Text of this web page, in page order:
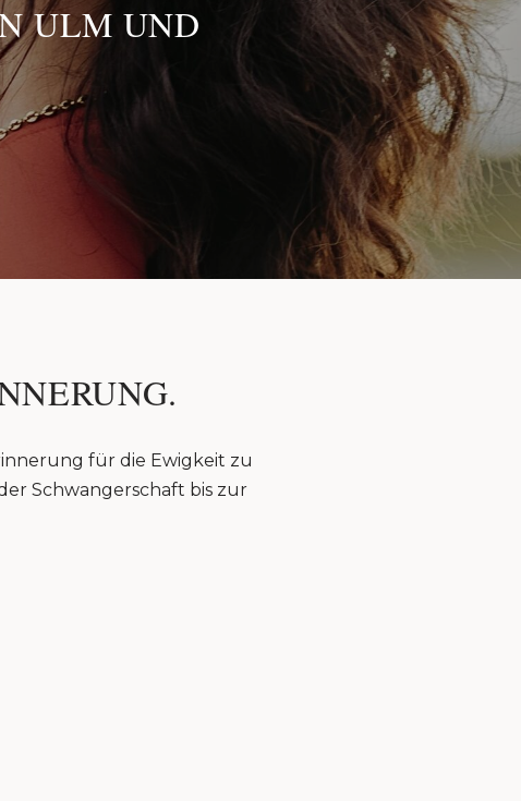
ULM UND
für die Ewigkeit zu
Schwangerschaft bis zur